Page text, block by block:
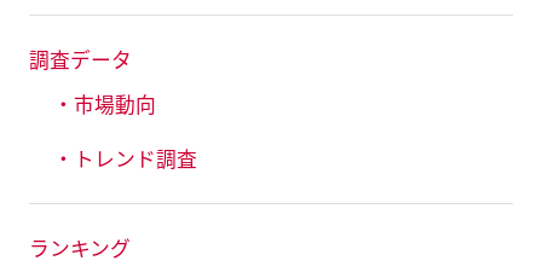
調査データ
・市場動向
・トレンド調査
ランキング